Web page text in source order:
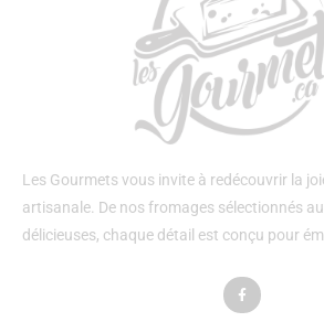
Les Gourmets vous invite à redécouvrir la
artisanale. De nos fromages sélectionnés
délicieuses, chaque détail est conçu pour